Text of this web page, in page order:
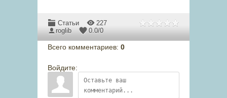
Статьи
227
roglib
0.0/0
Всего комментариев: 0
Войдите: